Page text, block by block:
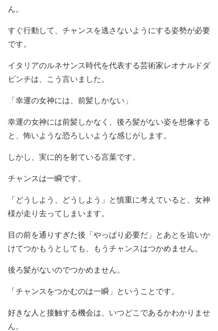
ん。
すぐ行動して、チャンスを逃さないようにする姿勢が必要
です。
イタリアのルネサンス時代を代表する芸術家レオナルドダ
ビンチは、こう言いました。
「幸運の女神には、前髪しかない」
幸運の女神には前髪しかなく、後ろ髪がない姿を想像する
と、怖いような恐ろしいような感じがします。
しかし、実に的を射ている言葉です。
チャンスは一瞬です。
「どうしよう、どうしよう」と慎重に考えていると、女神
様が走り去ってしまいます。
目の前を通りすぎた後「やっぱり必要だ」とあとを追いか
けてつかもうとしても、もうチャンスはつかめません。
後ろ髪がないのでつかめません。
「チャンスをつかむのは一瞬」ということです。
好きな人と接触する機会は、いつどこであるかわかりませ
ん。